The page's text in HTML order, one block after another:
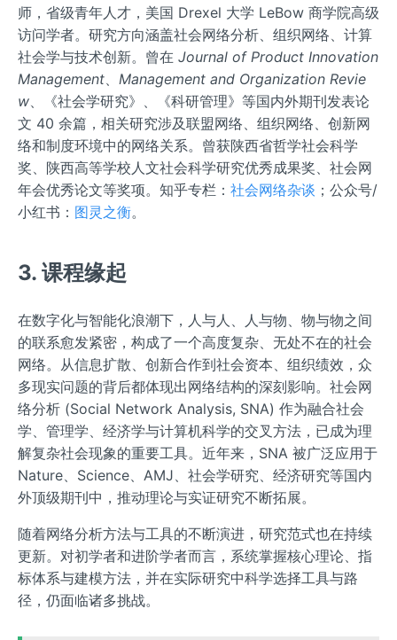
师，省级青年人才，美国 Drexel 大学 LeBow 商学院高级
访问学者。研究方向涵盖社会网络分析、组织网络、计算
社会学与技术创新。曾在 Journal of Product Innovation
Management
Management and Organization Revie
w 、《社会学研究》、《科研管理》等国内外期刊发表论
文 40 余篇，相关研究涉及联盟网络、组织网络、创新网
络和制度环境中的网络关系。曾获陕西省哲学社会科学
奖、陕西高等学校人文社会科学研究优秀成果奖、社会网
年会优秀论文等奖项。知乎专栏： 社会网络杂谈 ；公众号/
小红书： 图灵之衡。
3. 课程缘起
在数字化与智能化浪潮下，人与人、人与物、物与物之间
的联系愈发紧密，构成了一个高度复杂、无处不在的社会
网络。从信息扩散、创新合作到社会资本、组织绩效，众
多现实问题的背后都体现出网络结构的深刻影响。社会网
络分析 (Social Network Analysis, SNA) 作为融合社会
学、管理学、经济学与计算机科学的交叉方法，已成为理
解复杂社会现象的重要工具。近年来，SNA 被广泛应用于
Nature、Science、AMJ、社会学研究、经济研究等国内
外顶级期刊中，推动理论与实证研究不断拓展。
随着网络分析方法与工具的不断演进，研究范式也在持续
更新。对初学者和进阶学者而言，系统掌握核心理论、指
标体系与建模方法，并在实际研究中科学选择工具与路
径，仍面临诸多挑战。